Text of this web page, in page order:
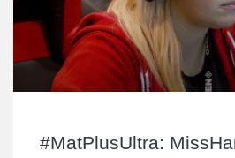
#MatPlusUltra: